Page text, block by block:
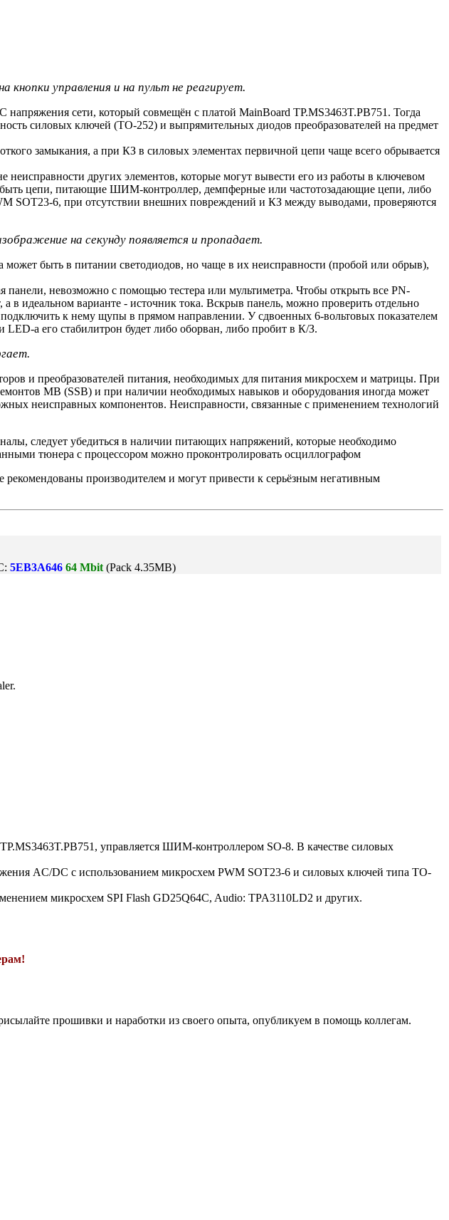
кнопки управления и на пульт не реагирует.
сети, который совмещён с платой MainBoard TP.MS3463T.PB751. Тогда
силовых ключей (TO-252) и выпрямительных диодов преобразователей на предмет
замыкания, а при КЗ в силовых элементах первичной цепи чаще всего обрывается
других элементов, которые могут вывести его из работы в ключевом
цепи, питающие ШИМ-контроллер, демпферные или частотозадающие цепи, либо
SOT23-6, при отсутствии внешних повреждений и КЗ между выводами, проверяются
на секунду появляется и пропадает.
быть в питании светодиодов, но чаще в их неисправности (пробой или обрыв),
панели, невозможно с помощью тестера или мультиметра. Чтобы открыть все PN-
а в идеальном варианте - источник тока. Вскрыв панель, можно проверить отдельно
к нему щупы в прямом направлении. У сдвоенных 6-вольтовых показателем
а его стабилитрон будет либо оборван, либо пробит в К/З.
и преобразователей питания, необходимых для питания микросхем и матрицы. При
MB (SSB) и при наличии необходимых навыков и оборудования иногда может
неисправных компонентов. Неисправности, связанные с применением технологий
следует убедиться в наличии питающих напряжений, которые необходимо
тюнера с процессором можно проконтролировать осциллографом
производителем и могут привести к серьёзным негативным
5EB3A646 64 Mbit (Pack 4.35MB)
управляется ШИМ-контроллером SO-8. В качестве силовых
AC/DC c использованием микросхем PWM SOT23-6 и силовых ключей типа TO-
микросхем SPI Flash GD25Q64C, Audio: TPA3110LD2 и других.
прошивки и наработки из своего опыта, опубликуем в помощь коллегам.